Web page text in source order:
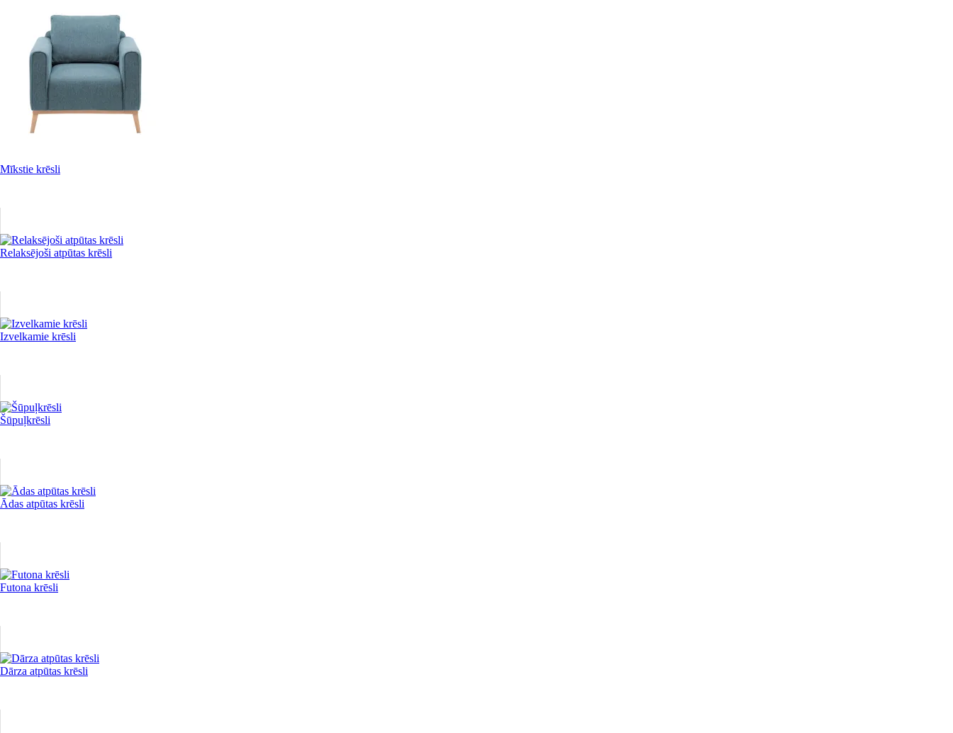
Mīkstie krēsli
Relaksējoši atpūtas krēsli
Izvelkamie krēsli
Šūpuļkrēsli
Ādas atpūtas krēsli
Futona krēsli
Dārza atpūtas krēsli